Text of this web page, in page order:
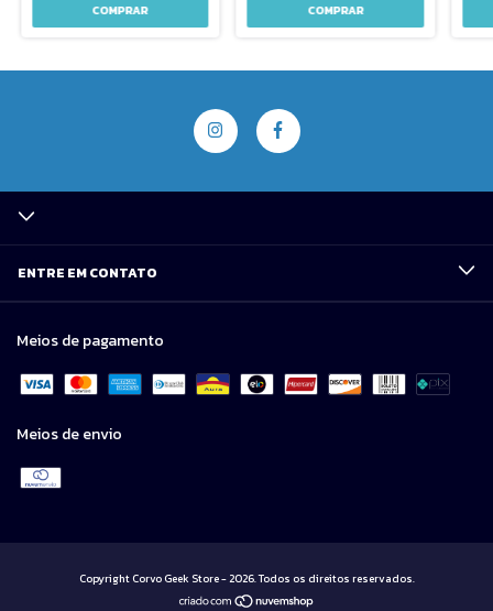
COMPRAR COMPRAR
ENTRE EM CONTATO
Meios de pagamento
Meios de envio
Copyright Corvo Geek Store - 2026. Todos os direitos reservados.